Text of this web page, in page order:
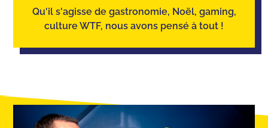
Qu'il s'agisse de gastronomie, Noël, gaming,
culture WTF, nous avons pensé à tout !